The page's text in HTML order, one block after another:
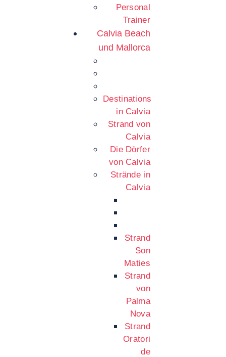
Personal
Trainer
Calvia Beach
und Mallorca
Destinations
in Calvia
Strand von
Calvia
Die Dörfer
von Calvia
Strände in
Calvia
Strand
Son
Maties
Strand
von
Palma
Nova
Strand
Oratori
de